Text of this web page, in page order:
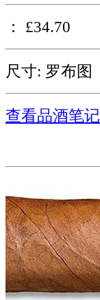
： £34.70
尺寸: 罗布图
查看品酒笔记